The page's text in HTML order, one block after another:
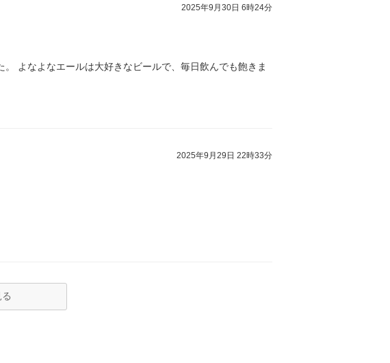
2025年9月30日 6時24分
よなよなエールは大好きなビールで、毎日飲んでも飽きま
2025年9月29日 22時33分